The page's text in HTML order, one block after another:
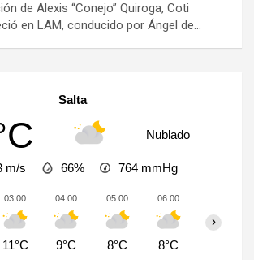
de Alexis “Conejo” Quiroga, Coti
en LAM, conducido por Ángel de…
Salta
Nublado
m/s 66% 764 mmHg
03:00
11°C
04:00
9°C
05:00
8°C
06:00
8°C
›